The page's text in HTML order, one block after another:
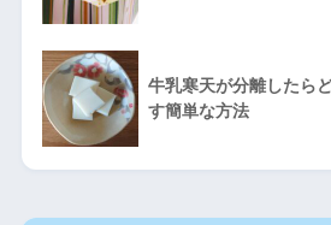
牛乳寒天が分離したら
す簡単な方法